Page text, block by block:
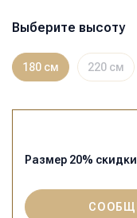
Выберите высоту
180 см 220 см
Размер 20%